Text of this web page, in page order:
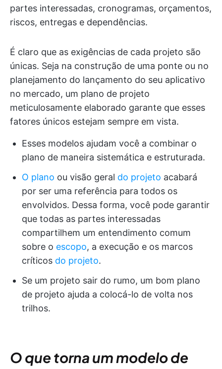
partes interessadas, cronogramas, orçamentos,
riscos, entregas e dependências.
É claro que as exigências de cada projeto são
únicas. Seja na construção de uma ponte ou no
planejamento do lançamento do seu aplicativo
no mercado, um plano de projeto
meticulosamente elaborado garante que esses
fatores únicos estejam sempre em vista.
Esses modelos ajudam você a combinar o
plano de maneira sistemática e estruturada.
O plano ou visão geral do projeto acabará
por ser uma referência para todos os
envolvidos. Dessa forma, você pode garantir
que todas as partes interessadas
compartilhem um entendimento comum
sobre o escopo, a execução e os marcos
críticos do projeto.
Se um projeto sair do rumo, um bom plano
de projeto ajuda a colocá-lo de volta nos
trilhos.
O que torna um modelo de